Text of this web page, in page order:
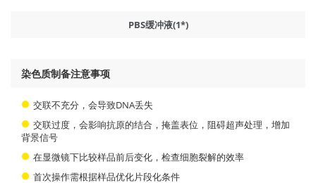
PBS缓冲液(1*)
染色质制备注意事项
交联不充分，会导致DNA丢失
交联过度，会影响抗原的结合，掩盖表位，阻碍超声处理，增加
背景信号
在显微镜下比较样品前后变化，检查细胞裂解的效率
首次操作需根据样品优化片段化条件